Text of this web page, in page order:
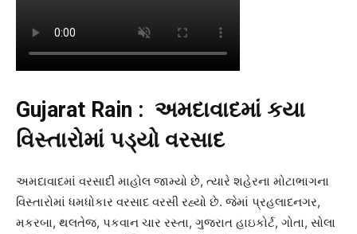
Gujarat Rain : અમદાવાદમાં કયા
વિસ્તારોમાં પડ્યો વરસાદ
અમદાવાદમાં વરસાદી માહોલ જામ્યો છે, ત્યારે શહેરના મોટાભાગના
વિસ્તારોમાં ધમધોકાર વરસાદ વરસી રહ્યો છે. જેમાં પ્રહલાદનગર,
મકરબા, થલતેજ, પકવાન ચાર રસ્તા, ગુજરાત હાઇકોર્ટ, ગોતા, સોલા